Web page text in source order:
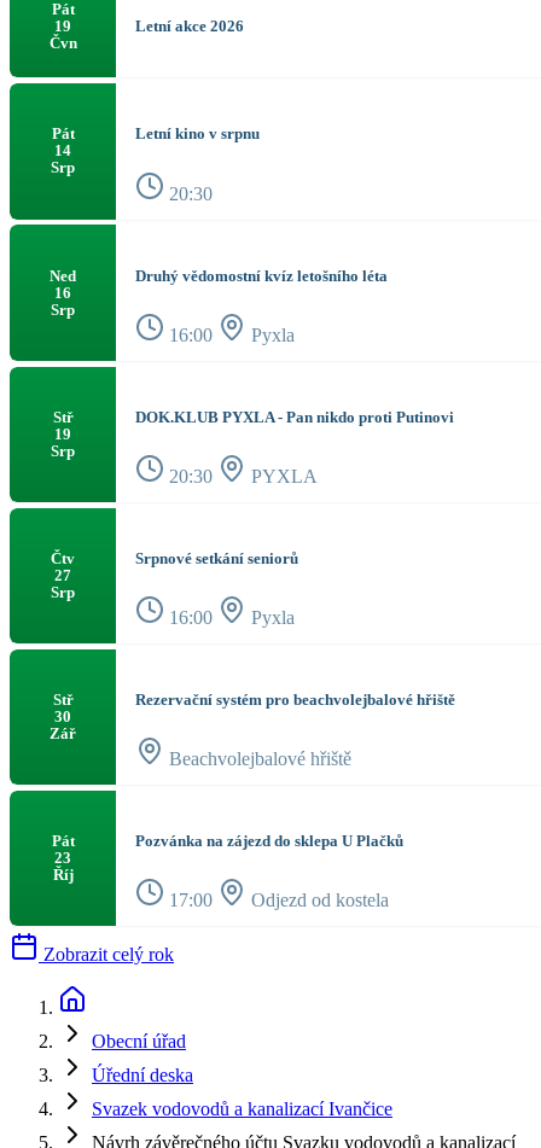
Pát
19
Čvn
Letní akce 2026
Pát
14
Srp
Letní kino v srpnu
20:30
Ned
16
Srp
Druhý vědomostní kvíz letošního léta
16:00 Pyxla
Stř
19
Srp
DOK.KLUB PYXLA - Pan nikdo proti Putinovi
20:30 PYXLA
Čtv
27
Srp
Srpnové setkání seniorů
16:00 Pyxla
Stř
30
Zář
Rezervační systém pro beachvolejbalové hřiště
Beachvolejbalové hřiště
Pát
23
Říj
Pozvánka na zájezd do sklepa U Plačků
17:00 Odjezd od kostela
Zobrazit celý rok
Obecní úřad
Úřední deska
Svazek vodovodů a kanalizací Ivančice
Návrh závěrečného účtu Svazku vodovodů a kanalizací